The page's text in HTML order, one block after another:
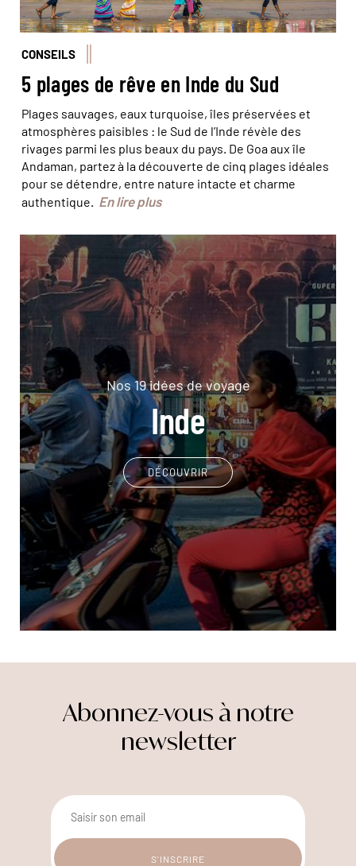
CONSEILS
5 plages de rêve en Inde du Sud
Plages sauvages, eaux turquoise, îles préservées et
atmosphères paisibles : le Sud de l’Inde révèle des
rivages parmi les plus beaux du pays. De Goa aux île
Andaman, partez à la découverte de cinq plages idéales
pour se détendre, entre nature intacte et charme
authentique. En lire plus
Nos 19 idées de voyage
Inde
DÉCOUVRIR
Abonnez-vous à notre
newsletter